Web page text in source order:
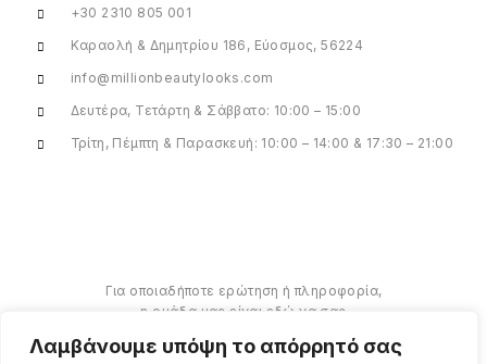
Λαμβάνουμε υπόψη το απόρρητό σας
+30 2310 805 001
Καραολή & Δημητρίου 186, Εύοσμος, 56224
info@millionbeautylooks.com
Δευτέρα, Τετάρτη & Σάββατο: 10:00 – 15:00
Τρίτη, Πέμπτη & Παρασκευή: 10:00 – 14:00 & 17:30 – 21:00
Για οποιαδήποτε ερώτηση ή πληροφορία,
η ομάδα μας είναι εδώ να σας
βοηθήσουμε.